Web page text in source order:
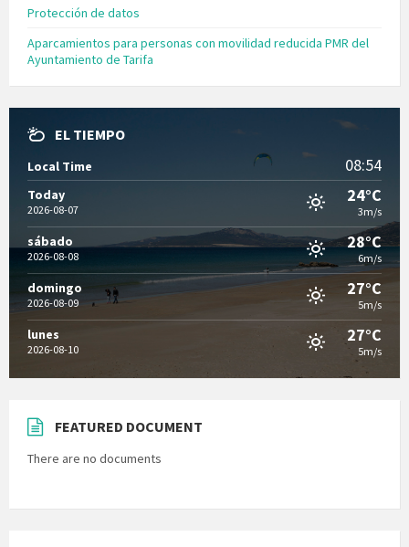
Protección de datos
Aparcamientos para personas con movilidad reducida PMR del
Ayuntamiento de Tarifa
EL TIEMPO
Local Time 08:54
Today
2026-08-07
24°C
3m/s
sábado
2026-08-08
28°C
6m/s
domingo
2026-08-09
27°C
5m/s
lunes
2026-08-10
27°C
5m/s
FEATURED DOCUMENT
There are no documents